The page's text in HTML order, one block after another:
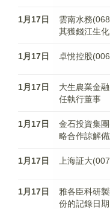
1月17日
雲南水務
其獲錢江生
1月17日 卓悅控股
1月17日
大生農業金
任執行董事
1月17日
金石投資集
略合作諒解
1月17日 上海証大
1月17日
雅各臣科研
份的記錄日期